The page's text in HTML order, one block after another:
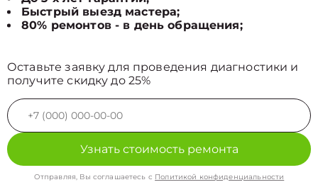
Быстрый выезд мастера;
80% ремонтов - в день обращения;
Оставьте заявку для проведения диагностики и
получите скидку до 25%
Узнать стоимость ремонта
Отправляя, Вы соглашаетесь с Политикой конфиденциальности